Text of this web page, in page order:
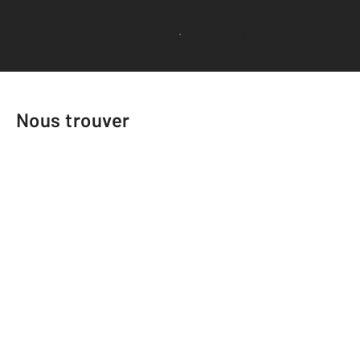
Voir tous les avis clients
Nous trouver